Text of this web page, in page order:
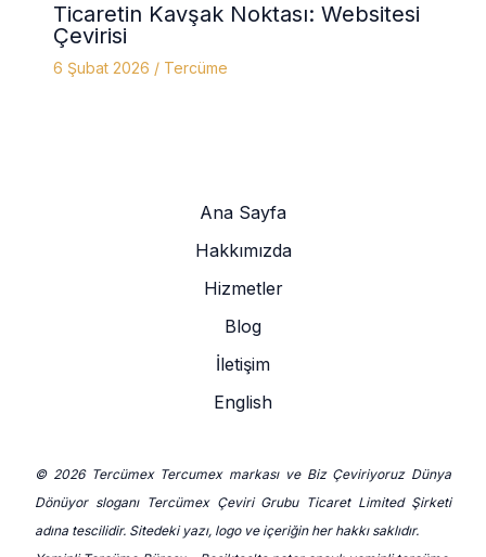
Ticaretin Kavşak Noktası: Websitesi
Çevirisi
6 Şubat 2026 / Tercüme
Ana Sayfa
Hakkımızda
Hizmetler
Blog
İletişim
English
© 2026 Tercümex Tercumex markası ve Biz Çeviriyoruz Dünya
Dönüyor sloganı Tercümex Çeviri Grubu Ticaret Limited Şirketi
adına tescilidir. Sitedeki yazı, logo ve içeriğin her hakkı saklıdır.